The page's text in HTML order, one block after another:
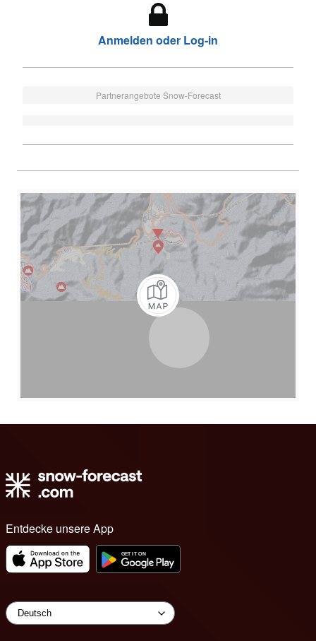
Anmelden oder Log-in
Partnerangebote Snow-Forecast
Entdecke unsere App